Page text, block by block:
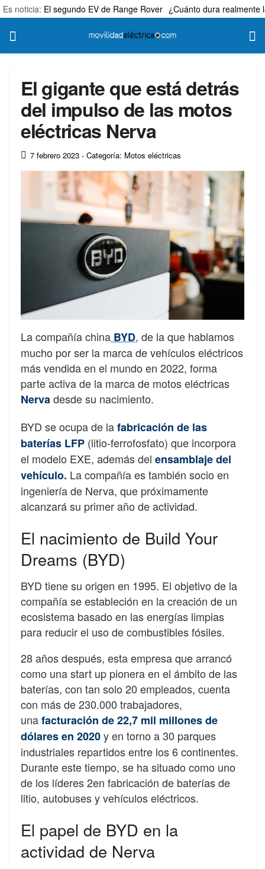
Es noticia: El segundo EV de Range Rover ¿Cuánto dura realmente
El gigante que está detrás
del impulso de las motos
eléctricas Nerva
7 febrero 2023 - Categoría: Motos eléctricas
La compañía china BYD, de la que hablamos
mucho por ser la marca de vehículos eléctricos
más vendida en el mundo en 2022, forma
parte activa de la marca de motos eléctricas
Nervadesde su nacimiento.
BYD se ocupa de lafabricación de las
baterías LFP (litio-ferrofosfato) que incorpora
el modelo EXE, además del ensamblaje del
vehículo. La compañía es también socio en
ingeniería de Nerva, que próximamente
alcanzará su primer año de actividad.
El nacimiento de Build Your
Dreams (BYD)
BYD tiene su origen en 1995. El objetivo de la
compañía se estableción en la creación de un
ecosistema basado en las energías limpias
para reducir el uso de combustibles fósiles.
28 años después, esta empresa que arrancó
como una start up pionera en el ámbito de las
baterías, con tan solo 20 empleados, cuenta
con más de 230.000 trabajadores,
unafacturación de 22,7 mil millones de
dólares en 2020y en torno a 30 parques
industriales repartidos entre los 6 continentes.
Durante este tiempo, se ha situado como uno
de los líderes 2en fabricación de baterías de
litio, autobuses y vehículos eléctricos.
El papel de BYD en la
actividad de Nerva